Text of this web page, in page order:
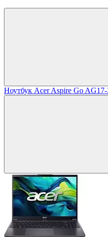
Ноутбук Acer Aspire Go